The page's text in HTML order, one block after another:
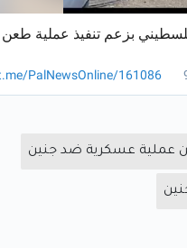
عملية عسكرية ضد جنين